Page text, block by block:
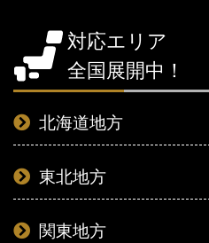
対応エリア
全国展開中！
北海道地方
東北地方
関東地方